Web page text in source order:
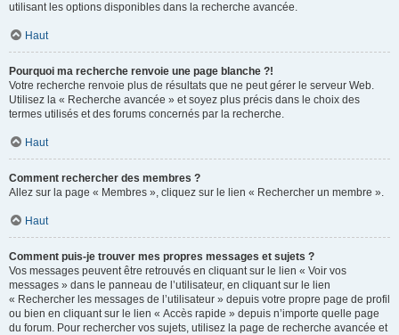
utilisant les options disponibles dans la recherche avancée.
Haut
Pourquoi ma recherche renvoie une page blanche ?!
Votre recherche renvoie plus de résultats que ne peut gérer le serveur Web.
Utilisez la « Recherche avancée » et soyez plus précis dans le choix des
termes utilisés et des forums concernés par la recherche.
Haut
Comment rechercher des membres ?
Allez sur la page « Membres », cliquez sur le lien « Rechercher un membre ».
Haut
Comment puis-je trouver mes propres messages et sujets ?
Vos messages peuvent être retrouvés en cliquant sur le lien « Voir vos
messages » dans le panneau de l’utilisateur, en cliquant sur le lien
« Rechercher les messages de l’utilisateur » depuis votre propre page de profil
ou bien en cliquant sur le lien « Accès rapide » depuis n’importe quelle page
du forum. Pour rechercher vos sujets, utilisez la page de recherche avancée et